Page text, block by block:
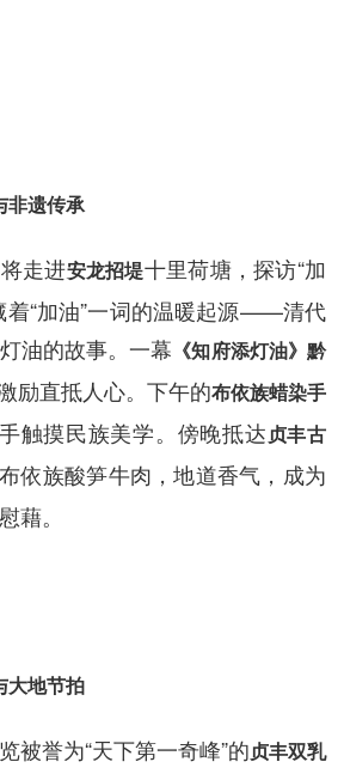
非遗传承
走进安龙招堤十里荷塘，探访“加
着“加油”一词的温暖起源——清代
油的故事。一幕 《知府添灯油》黔
励直抵人心。下午的布依族蜡染手
触摸民族美学。傍晚抵达 贞丰古
依族酸笋牛肉，地道香气，成为
藉。
大地节拍
被誉为“天下第一奇峰”的贞丰双乳